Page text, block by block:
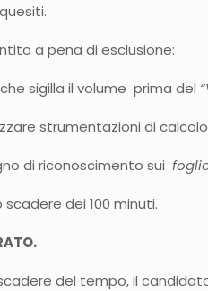
a pena di esclusione:
sigilla il volume prima del
strumentazioni di
di riconoscimento sui
dei 100 minuti.
del tempo, il